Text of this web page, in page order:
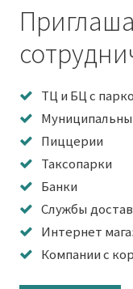
ТЦ и БЦ с
Пиццерии
Таксопарки
Банки
Службы
Интернет
Компании с